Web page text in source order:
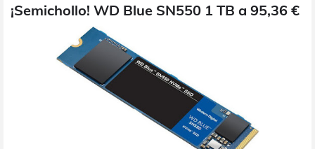
¡Semichollo! WD Blue SN550 1 TB a 95,36 €